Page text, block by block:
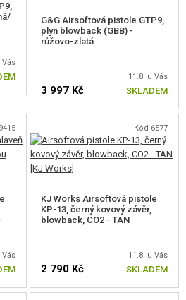
Vás
G&G Airsoftová pistole GTP9,
plyn blowback (GBB) -
růžovo-zlatá
11.8. u Vás
3 997 Kč SKLADEM
Vás
Kód 6577
KJ Works Airsoftová pistole
KP-13, černý kovový závěr,
blowback, CO2 - TAN
11.8. u Vás
2 790 Kč SKLADEM